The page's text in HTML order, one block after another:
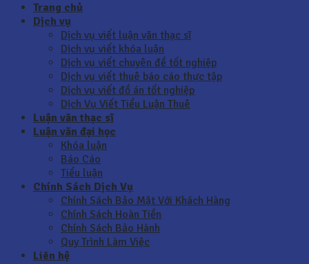
Trang chủ
Dịch vụ
Dịch vụ viết luận văn thạc sĩ
Dịch vụ viết khóa luận
Dịch vụ viết chuyên đề tốt nghiệp
Dịch vụ viết thuê báo cáo thực tập
Dịch vụ viết đồ án tốt nghiệp
Dịch Vụ Viết Tiểu Luận Thuê
Luận văn thạc sĩ
Luận văn đại học
Khóa luận
Báo Cáo
Tiểu luận
Chính Sách Dịch Vụ
Chính Sách Bảo Mật Với Khách Hàng
Chính Sách Hoàn Tiền
Chính Sách Bảo Hành
Quy Trình Làm Việc
Liên hệ